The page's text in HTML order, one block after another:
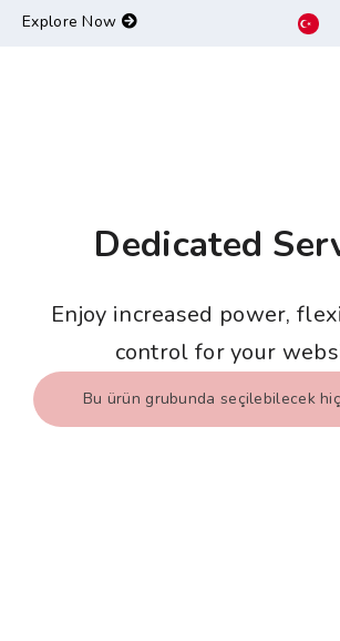
Explore Now
Dedicated
Enjoy increased power,
control for your
Bu ürün grubunda seçilebilecek